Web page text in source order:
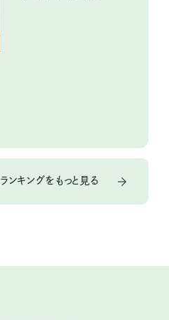
ランキングをもっと見る